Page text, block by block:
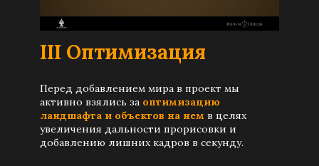
III Оптимизация
Перед добавлением мира в проект мы
активно взялись за оптимизацию
ландшафта и объектов на нем в целях
увеличения дальности прорисовки и
добавлению лишних кадров в секунду.